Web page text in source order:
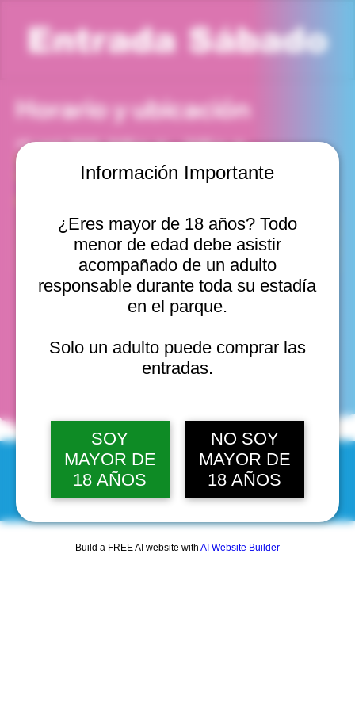
Información Importante
¿Eres mayor de 18 años? Todo
menor de edad debe asistir
acompañado de un adulto
responsable durante toda su estadía
en el parque.
Solo un adulto puede comprar las
entradas.
SOY
MAYOR DE
18 AÑOS
NO SOY
MAYOR DE
18 AÑOS
Build a FREE AI website with AI Website Builder
Entrada Sábado
Horario y ubicación
13 sept 2025, 8:00 p. m. – 9:00 p. m.
Viña del Mar, Cam. Internacional 2440, Viña del Mar,
Valparaíso, Chile
sáb, 15 ago, 10:00 a. m.
sáb, 15 ago, 11:00 a. m.
sáb, 15 ago, 12:00 p. m.
Ver 11
fechas
© 2025 by Scantastic.